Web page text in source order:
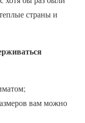
страны и
вам можно